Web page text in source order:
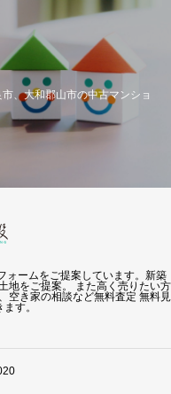
市、大和郡山市の中古マンショ
ォームをご提案しています。新築
地をご提案。 また高く売りたい方
空き家の相談など無料査定 無料見
す。